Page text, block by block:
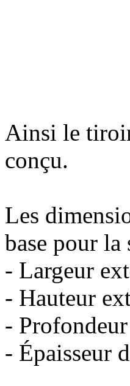
Ainsi le
conçu.
Les
base pour la
- Largeur
- Hauteur
-
- Épaisseur